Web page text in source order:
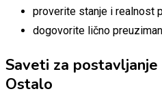
proverite stanje i realnost
dogovorite lično
Saveti za
Ostalo